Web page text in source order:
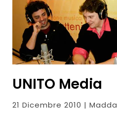
UNITO Media
21 Dicembre 2010 |